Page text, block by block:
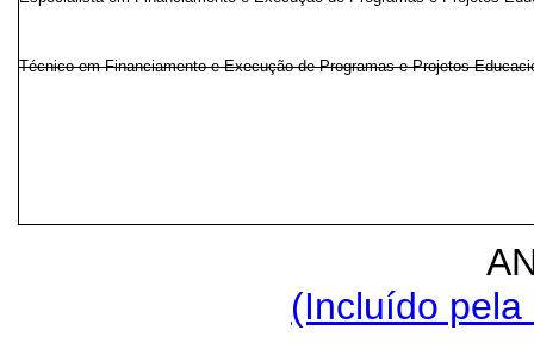
Técnico em Financiamento e Execução de Programas e Projetos
(Incluído pela